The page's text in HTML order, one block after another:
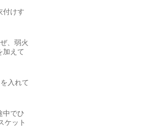
付けす
、弱火
加えて
入れて
中でひ
ケット